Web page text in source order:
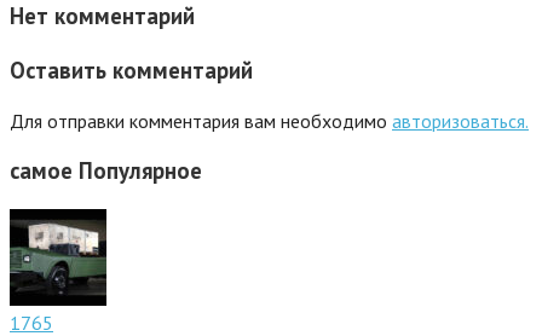
Нет комментарий
Оставить комментарий
Для отправки комментария вам необходимо авторизоваться.
самое Популярное
1765